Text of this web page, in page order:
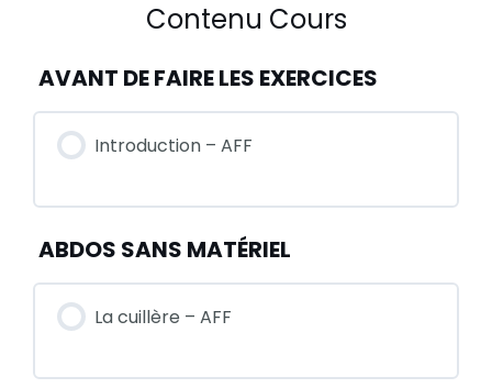
Contenu Cours
AVANT DE FAIRE LES EXERCICES
Introduction – AFF
ABDOS SANS MATÉRIEL
La cuillère – AFF